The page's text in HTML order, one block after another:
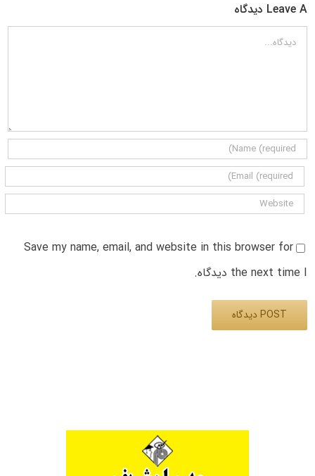
Leave A دیدگاه
دیدگاه
Save my name, email, and website in this browser for
the next time I دیدگاه.